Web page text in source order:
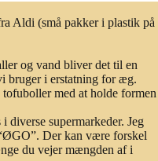
Aldi (små pakker i plastik på
og vand bliver det til en
bruger i erstatning for æg.
med at holde formen
diverse supermarkeder. Jeg
Der kan være forskel
du vejer mængden af i